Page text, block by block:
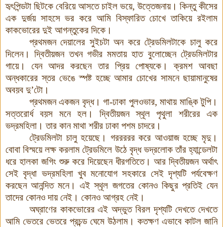
হৃৎপিন্ডটা ছিটকে বেরিয়ে আসতে চাইল ভয়ে, উত্তেজনায়। কিন্তু কীসের
এক দুর্জয় সাহসে ভর করে আমি বিস্ফারিত চোখে তাকিয়ে রইলাম
কাকভোরের দুই আগন্তুকের দিকে ।
প্রথমজন দেয়ালের সুইচটা অন করে ট্রেডমিলটাকে চালু করে
দিলেন।
দ্বিতীয়জন তখন গভীর মমতায় হাত বুলোচ্ছেন ট্রেডমিলটার
গায়ে। যেন আদর করছেন তার প্রিয় পোষ্যকে।
ক্রমশ আবছা
অন্ধকারের স্তর ভেঙে স্পষ্ট হচ্ছে আমার চোখের সামনে ছায়ামানুষের
অবয়ব দু’টো ।
প্রথমজন একজন বৃদ্ধ। গা-ঢাকা পুলওভার,মাথায় মাঙ্কি টুপি।
সত্তরোর্ধ বয়স মনে হল ।
দ্বিতীয়জন স্থূল পৃথুলা শরীরের এক
ভদ্রমহিলা । তার কান মাথা শরীর ঢাকা পশম চাদরে ।
ট্রেডমিলটা চালু হয়েছে । গররররর করে আওয়াজ হচ্ছে মৃদু।
বোবা বিস্ময়ে লক্ষ করলাম ট্রেডমিলে উঠে বৃদ্ধ ভদ্রলোক তাঁর হ্যান্ডেলটা
ধরে হালকা জগিং শুরু করে দিয়েছেন ধীরগতিতে। আর দ্বিতীয়জন অর্থাৎ
সেই বৃদ্ধা ভদ্রমহিলা খুব মনোযোগ সহকারে সেই দৃশ্যটি পর্যবেক্ষণ
করছেন আনন্দিত মনে। এই স্থূল জগতের কোনও কিছুর প্রতিই যেন
তাদের কোনও দায় নেই । কোনও আগ্রহ নেই ।
অঘ্রাণের কাকভোরের এই অদ্ভুত বিরল দৃশ্যটি দেখতে দেখতে
আমি ভেতরে ভেতরে প্রচন্ড ঘেমে উঠলাম । কতক্ষণ এভাবে কাটল জানি